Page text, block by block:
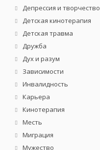
Депрессия и творчество
Детская кинотерапия
Детская травма
Дружба
Дух и разум
Зависимости
Инвалидность
Карьера
Кинотерапия
Месть
Миграция
Мужество